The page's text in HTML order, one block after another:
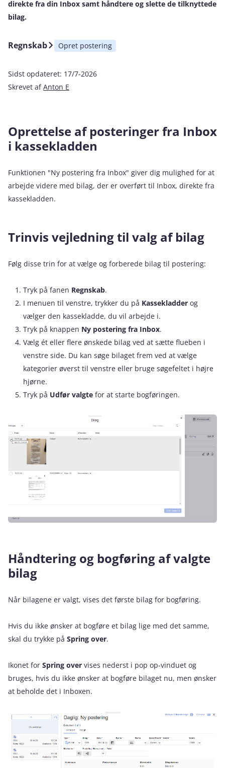
direkte fra din Inbox samt håndtere og slette de tilknyttede
bilag.
Regnskab Opret postering
Sidst opdateret: 17/7-2026
Skrevet afAnton E
Oprettelse af posteringer fra Inbox
i kassekladden
Funktionen "Ny postering fra Inbox" giver dig mulighed for at
arbejde videre med bilag, der er overført til Inbox, direkte fra
kassekladden.
Trinvis vejledning til valg af bilag
Følg disse trin for at vælge og forberede bilag til postering:
Tryk på fanen Regnskab.
I menuen til venstre, trykker du på Kassekladder og
vælger den kassekladde, du vil arbejde i.
Tryk på knappen Ny postering fra Inbox.
Vælg ét eller flere ønskede bilag ved at sætte flueben i
venstre side. Du kan søge bilaget frem ved at vælge
kategorier øverst til venstre eller bruge søgefeltet i højre
hjørne.
Tryk på Udfør valgte for at starte bogføringen.
Håndtering og bogføring af valgte
bilag
Når bilagene er valgt, vises det første bilag for bogføring.
Hvis du ikke ønsker at bogføre et bilag lige med det samme,
skal du trykke på Spring over.
Ikonet for Spring over vises nederst i pop op-vinduet og
bruges, hvis du ikke ønsker at bogføre bilaget nu, men ønsker
at beholde det i Inboxen.